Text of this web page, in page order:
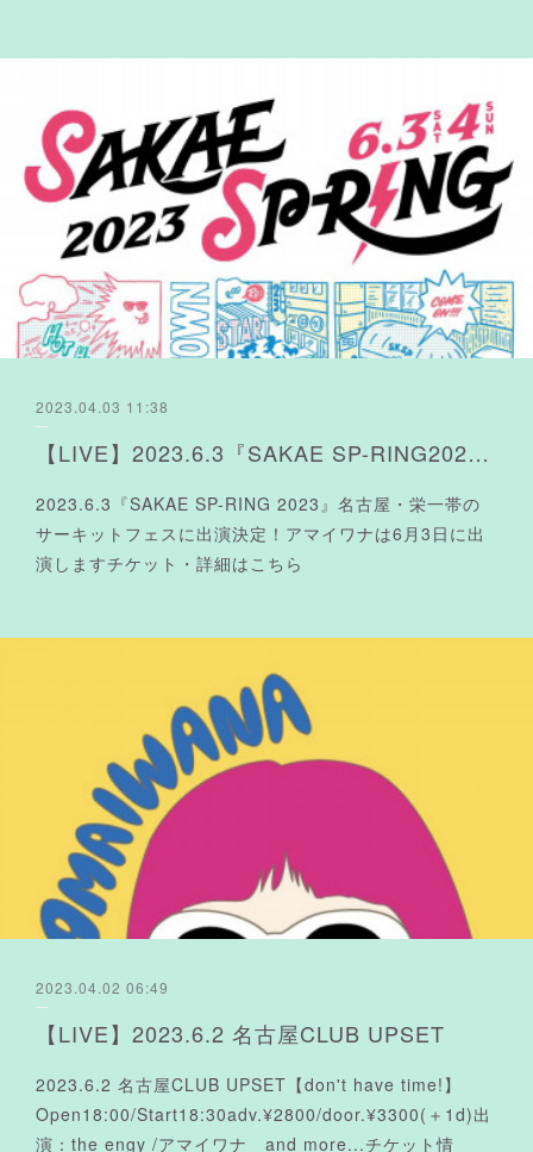
2023.04.03 11:38
【LIVE】2023.6.3『SAKAE SP-RING2023』
2023.6.3『SAKAE SP-RING 2023』名古屋・栄一帯の
サーキットフェスに出演決定！アマイワナは6月3日に出
演しますチケット・詳細はこちら
2023.04.02 06:49
【LIVE】2023.6.2 名古屋CLUB UPSET
2023.6.2 名古屋CLUB UPSET【don't have time!】
Open18:00/Start18:30adv.¥2800/door.¥3300(＋1d)出
演：the engy /アマイワナ and more...チケット情